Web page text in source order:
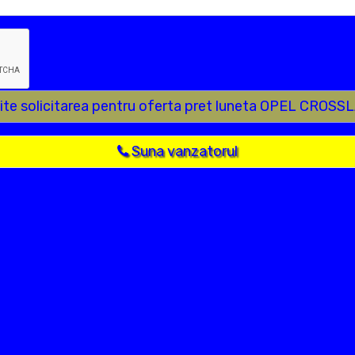
solicitarea pentru oferta pret luneta OPEL
Suna vanzatorul